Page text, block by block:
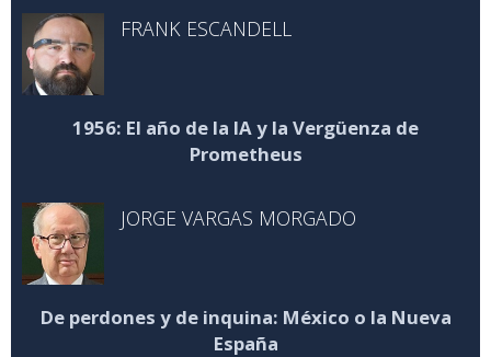
FRANK ESCANDELL
1956: El año de la IA y la Vergüenza de
Prometheus
JORGE VARGAS MORGADO
De perdones y de inquina: México o la Nueva
España